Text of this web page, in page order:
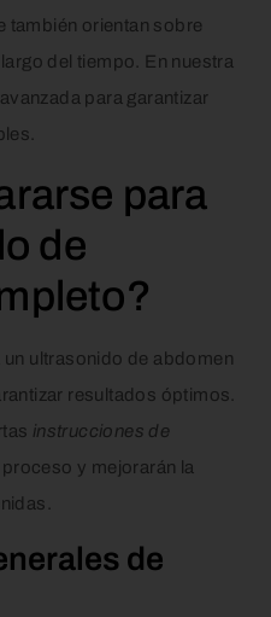
también orientan sobre
del tiempo. En nuestra
para garantizar
para
de
ultrasonido de abdomen
resultados óptimos.
instrucciones de
y mejorarán la
de